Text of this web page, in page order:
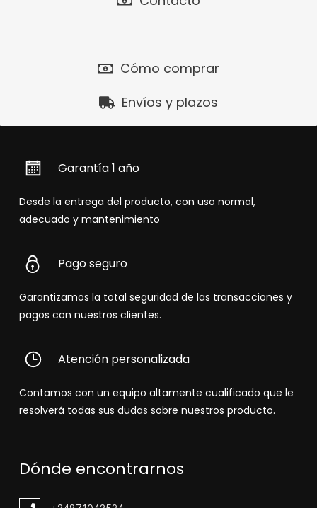
Cómo comprar
Envíos y plazos
Garantía 1 año
Desde la entrega del producto, con uso normal,
adecuado y mantenimiento
Pago seguro
Garantizamos la total seguridad de las transacciones y
pagos con nuestros clientes.
Atención personalizada
Contamos con un equipo altamente cualificado que le
resolverá todas sus dudas sobre nuestros producto.
Dónde encontrarnos